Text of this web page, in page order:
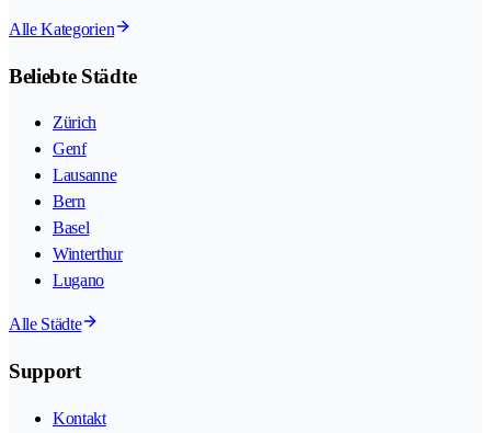
Alle Kategorien
Beliebte Städte
Zürich
Genf
Lausanne
Bern
Basel
Winterthur
Lugano
Alle Städte
Support
Kontakt